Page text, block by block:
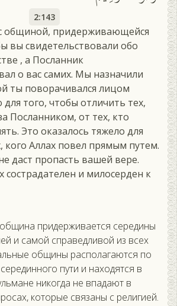
2:143
общиной, придерживающейся
вы свидетельствовали обо
, а Посланник
о вас самих. Мы назначили
ты поворачивался лицом
того, чтобы отличить тех,
Посланником, от тех, кто
Это оказалось тяжело для
кого Аллах повел прямым путем.
даст пропасть вашей вере.
сострадателен и милосерден к
придерживается середины
и самой справедливой из всех
общины располагаются по
пути и находятся в
никогда не впадают в
которые связаны с религией.